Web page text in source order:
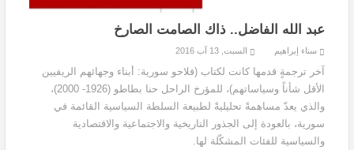
عبد الله الفاضل.. ذاك الصامت الصارخ
سناء إبراهيم السبت, 13 آب 2016
آخر ترجمةٍ قدمها كانت لكتاب (فلاحو سورية: أبناء وجهائهم الريفيين
الأقل شأناً وسياساتهم)، للمؤرخ الراحل حنا بطاطو (1926- 2000)،
والذي يعدّ مساهمةً تحليليةً لطبيعة السلطة السياسية القائمة في
سورية، بالعودة إلى الجذور التاريخية والاجتماعية والاقتصادية
والسياسية للفئات المشكّلة لها.